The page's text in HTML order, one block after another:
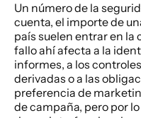
Un número de la
cuenta, el importe de
país suelen entrar en
fallo ahí afecta a la
informes, a los
derivadas o a las
preferencia de
de campaña, pero por